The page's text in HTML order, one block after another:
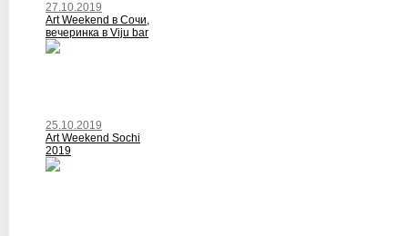
27.10.2019
Art Weekend в Сочи,
вечеринка в Viju bar
25.10.2019
Art Weekend Sochi
2019